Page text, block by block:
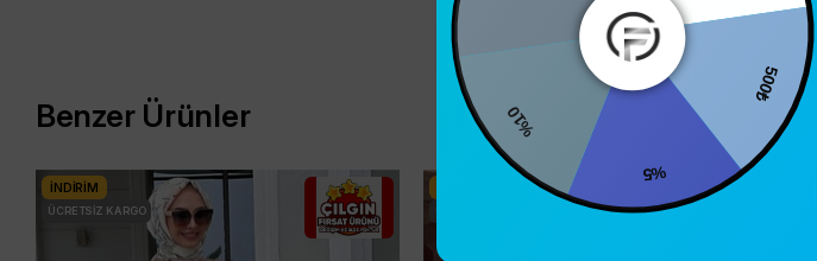
Benzer Ürünler
İNDIRIM
ÜCRETSIZ KARGO
500₺